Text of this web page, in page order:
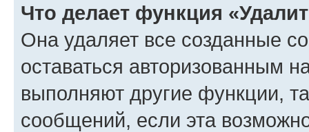
Что делает функция
Она удаляет все созданные
оставаться авторизованным
выполняют другие функции,
сообщений, если эта